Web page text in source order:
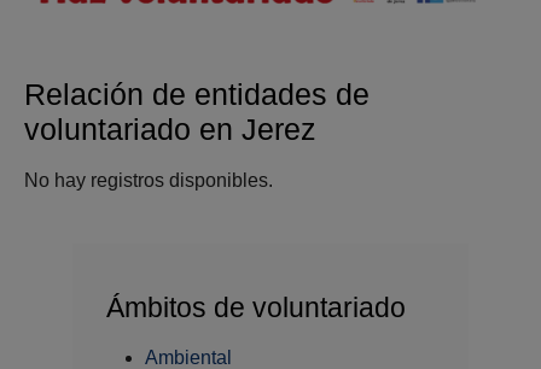
Relación de entidades de
voluntariado en Jerez
No hay registros disponibles.
Ámbitos de voluntariado
Ambiental